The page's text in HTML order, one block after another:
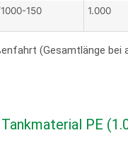
150 1.000
(Gesamtlänge bei
PE